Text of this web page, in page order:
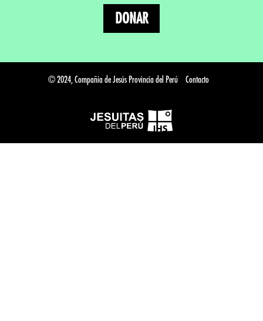
DONAR
© 2024, Compañía de Jesús Provincia del Perú Contacto